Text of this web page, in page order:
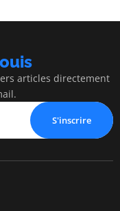
articles directement
S'inscrire